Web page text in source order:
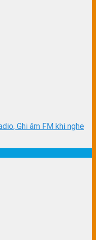
Ghi âm FM khi nghe